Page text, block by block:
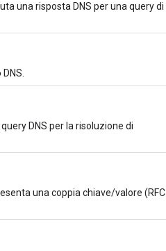
una risposta DNS per una query di
DNS per la risoluzione di
una coppia chiave/valore (RFC